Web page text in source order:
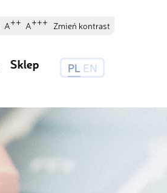
A++ A+++ Zmień kontrast
Sklep PL EN